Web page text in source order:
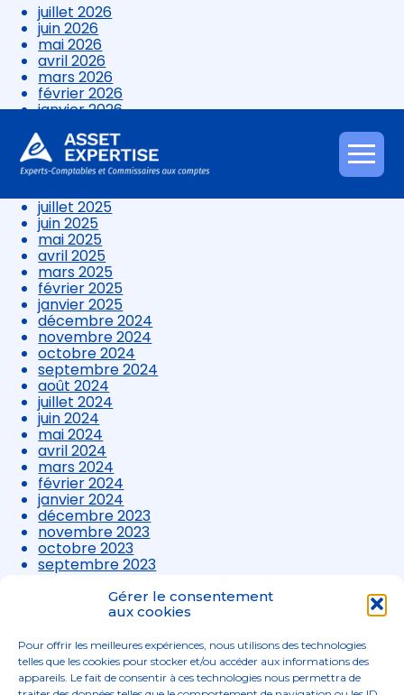
Gérer le consentement
aux cookies
Pour offrir les meilleures expériences, nous utilisons des technologies
telles que les cookies pour stocker et/ou accéder aux informations des
appareils. Le fait de consentir à ces technologies nous permettra de
Aller
au
juillet 2026
juin 2026
mai 2026
avril 2026
mars 2026
février 2026
janvier 2026
novembre 2025
octobre 2025
septembre 2025
juillet 2025
juin 2025
mai 2025
avril 2025
mars 2025
février 2025
janvier 2025
décembre 2024
novembre 2024
octobre 2024
septembre 2024
août 2024
juillet 2024
juin 2024
mai 2024
avril 2024
mars 2024
février 2024
janvier 2024
décembre 2023
novembre 2023
octobre 2023
septembre 2023
août 2023
juillet 2023
avril 2023
mars 2023